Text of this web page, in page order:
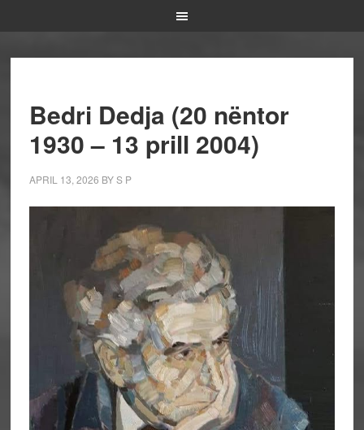
Bedri Dedja (20 nëntor
1930 – 13 prill 2004)
APRIL 13, 2026 BYS P